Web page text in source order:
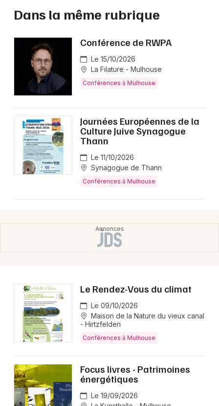
Dans la même rubrique
Conférence de RWPA
Le 15/10/2026
La Filature - Mulhouse
Conférences à Mulhouse
Journées Européennes de la
Culture Juive Synagogue
Thann
Le 11/10/2026
Synagogue de Thann
Conférences à Mulhouse
Le Rendez-Vous du climat
Le 09/10/2026
Maison de la Nature du vieux canal
- Hirtzfelden
Conférences à Mulhouse
Focus livres - Patrimoines
énergétiques
Le 19/09/2026